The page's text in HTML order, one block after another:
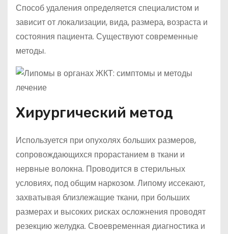
Способ удаления определяется специалистом и
зависит от локализации, вида, размера, возраста и
состояния пациента. Существуют современные
методы.
Хирургический метод
Используется при опухолях больших размеров,
сопровождающихся прорастанием в ткани и
нервные волокна. Проводится в стерильных
условиях, под общим наркозом. Липому иссекают,
захватывая близлежащие ткани, при больших
размерах и высоких рисках осложнения проводят
резекцию желудка. Своевременная диагностика и